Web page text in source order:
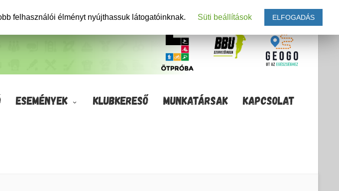
ESEMÉNYEK KLUBKERESŐ MUNKATÁRSAK KAPCSOLAT
felhasználói élményt nyújthassuk látogatóinknak. Süti beállítások ELFOGADÁS